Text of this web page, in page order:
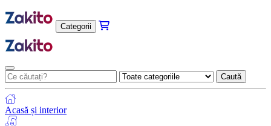
Categorii
Caută
Acasă și interior